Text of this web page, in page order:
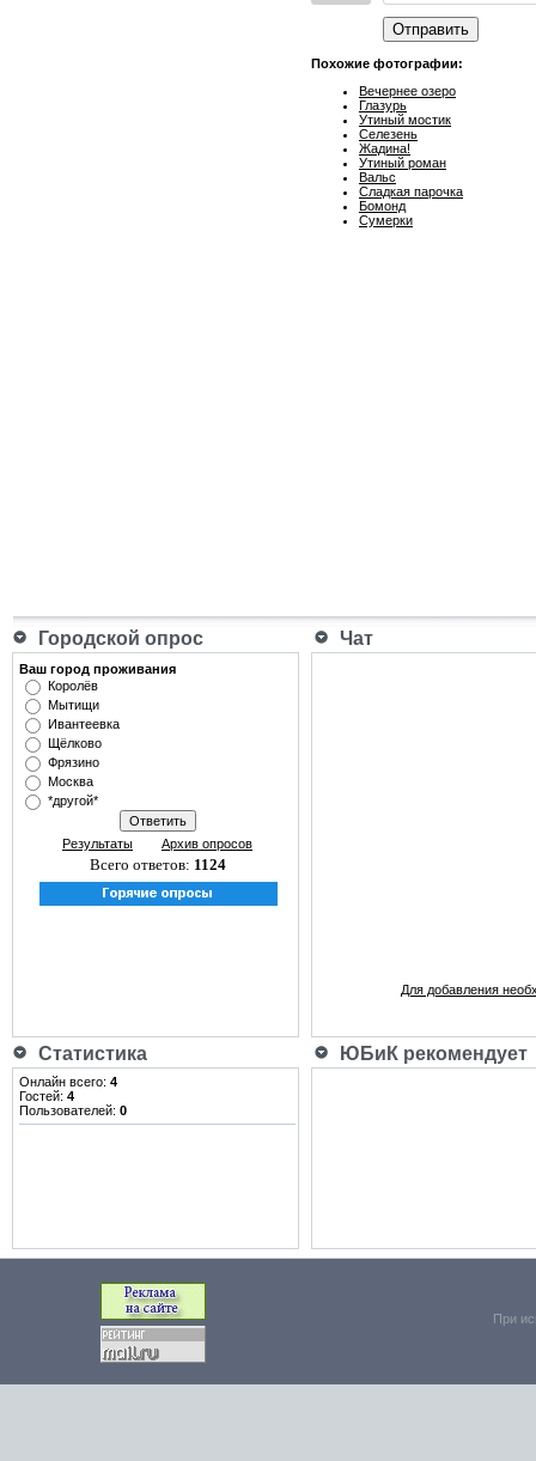
Отправить
Похожие фотографии:
Вечернее озеро
Глазурь
Утиный мостик
Селезень
Жадина!
Утиный роман
Вальс
Сладкая парочка
Бомонд
Сумерки
Городской опрос Чат
Ваш город проживания
Королёв
Мытищи
Ивантеевка
Щёлково
Фрязино
Москва
*другой*
Результаты Архив опросов
Всего ответов: 1124
Для добавления
Статистика ЮБиК рекомендует
Онлайн всего: 4
Гостей: 4
Пользователей: 0
При